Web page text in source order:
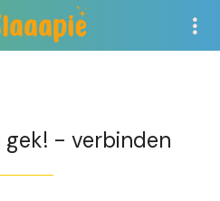
gek! - verbinden